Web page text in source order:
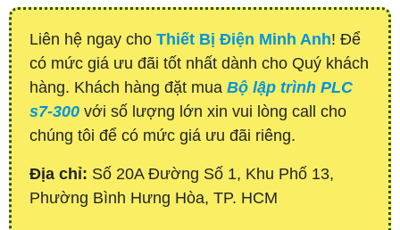
Liên hệ ngay cho Thiết Bị Điện Minh Anh! Để
có mức giá ưu đãi tốt nhất dành cho Quý khách
hàng. Khách hàng đặt mua Bộ lập trình PLC
s7-300 với số lượng lớn xin vui lòng call cho
chúng tôi để có mức giá ưu đãi riêng.
Địa chỉ: Số 20A Đường Số 1, Khu Phố 13,
Phường Bình Hưng Hòa, TP. HCM